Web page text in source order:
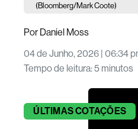
(Bloomberg/Mark Coote)
PorDaniel Moss
04 de Junho, 2026 | 06:34
Tempo de leitura:5 minutos
ÚLTIMASCOTAÇÕES